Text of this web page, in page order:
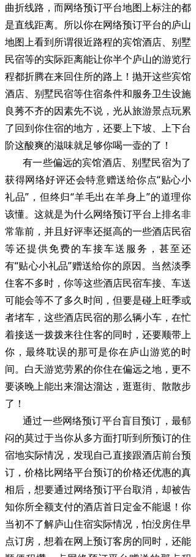
曲折线路，而网络预订平台地图上标注的都
是直线距离。所以你在网络预订平台的庐山
地图上看到所谓很近路程的宾馆酒店、别墅
民宿等的实际距离能让你半个庐山的游览行
程都折腾在来回住所的路上！抛开这些宾馆
酒店、别墅民宿等住宿条件和服务卫生设施
良莠不齐的因素先不说，光从旅游景点玩累
了回到你住宿的地方，还要上下坡、上下台
阶这酸爽的滋味就足够你喝一壶的了！
有一些偏远的宾馆酒店、别墅民宿为了
获得网络好评还会特意赠送给你点“贴心小
礼品”，但终归“羊毛出在羊身上”的道理你
该懂。这就是为什么网络预订平台上排名非
常靠前，并且好评率还挺高的一些酒店民宿
等还提供免费的车接车送服务，甚至还
有“贴心小礼品”赠送给你的原因。当然淡季
住客不多时，你等这些酒店民宿车接、车送
可能会等不了多久时间，但要是碰上旺季或
者堵车，这些酒店民宿的那么辆小车，在忙
着接送一拨拨来往住客的同时，还要顺带上
你，最终耽误的那可是你在庐山游览的时
间。白天游览劳累的你住在偏远之地，更不
要谈晚上能出来溜达溜达，逛逛街、散散步
了！
通过一些网络预订平台盲目预订，最郁
闷的莫过于当你从多方面打听到所预订的住
宿地实际情况，发现自己直接跟酒店前台预
订，价格比网络平台预订的价格还优惠的真
相后，想要通过网络预订平台取消，却被告
知你所全额支付的酒店首日定金不能退！你
当初不了解庐山住宿实际情况，怕没房住早
点订房，想着在网上预订客房的同时，还能